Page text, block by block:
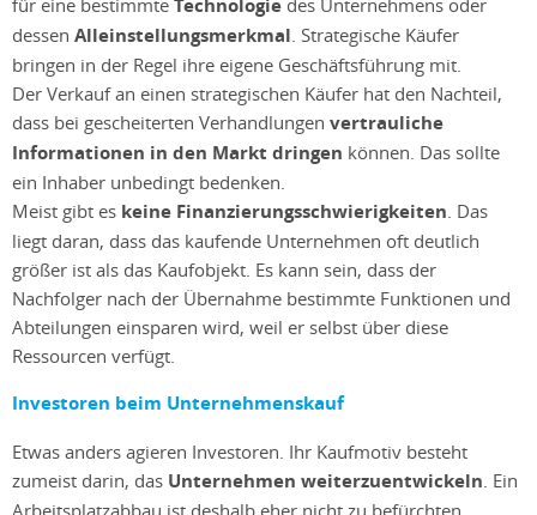
Technologie
dessen Alleinstellungsmerkmal . Strategische Käufer
bringen in der Regel ihre eigene Geschäftsführung mit.
Der Verkauf an einen strategischen Käufer hat den Nachteil,
dass bei gescheiterten Verhandlungen vertrauliche
Informationen in den Markt dringen können. Das sollte
ein Inhaber unbedingt bedenken.
Meist gibt es keine Finanzierungsschwierigkeiten . Das
liegt daran, dass das kaufende Unternehmen oft deutlich
größer ist als das Kaufobjekt. Es kann sein, dass der
Nachfolger nach der Übernahme bestimmte Funktionen und
Abteilungen einsparen wird, weil er selbst über diese
Ressourcen verfügt.
Investoren beim Unternehmenskauf
Etwas anders agieren Investoren. Ihr Kaufmotiv besteht
zumeist darin, das Unternehmen weiterzuentwickeln . Ein
Arbeitsplatzabbau ist deshalb eher nicht zu befürchten.